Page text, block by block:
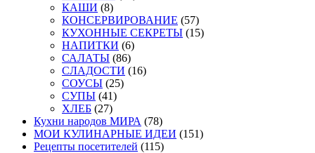
КАШИ (8)
КОНСЕРВИРОВАНИЕ (57)
КУХОННЫЕ СЕКРЕТЫ (15)
НАПИТКИ (6)
САЛАТЫ (86)
СЛАДОСТИ (16)
СОУСЫ (25)
СУПЫ (41)
ХЛЕБ (27)
Кухни народов МИРА (78)
МОИ КУЛИНАРНЫЕ ИДЕИ (151)
Рецепты посетителей (115)